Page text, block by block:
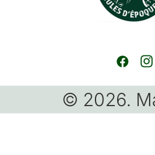
© 2026.